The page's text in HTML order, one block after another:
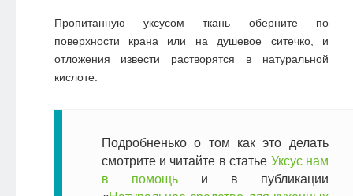
Пропитанную уксусом ткань оберните по
поверхности крана или на душевое ситечко, и
отложения извести растворятся в натуральной
кислоте.
Подробненько о том как это делать
смотрите и читайте в статье Уксус нам
в помощьи в публикации